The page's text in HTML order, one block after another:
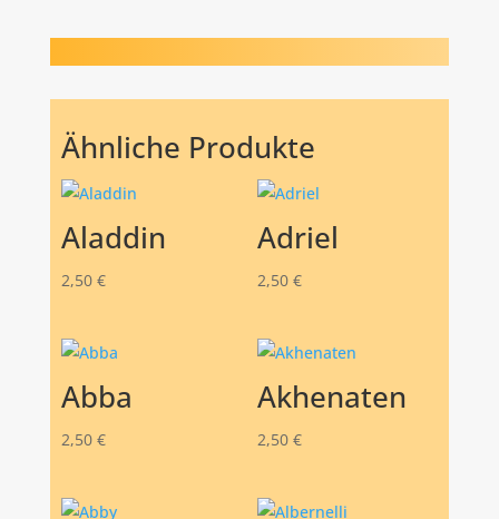
Ähnliche Produkte
Aladdin
2,50 €
Adriel
2,50 €
Abba
2,50 €
Akhenaten
2,50 €